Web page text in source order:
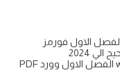
الاول فورمز
2024